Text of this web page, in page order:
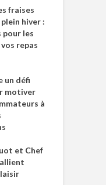
fraises
hiver :
les
repas
un défi
motiver
à
et Chef